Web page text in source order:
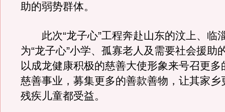
助的弱势群体。
此次“龙子心”工程奔赴山东的汶上、临
为“龙子心”小学、孤寡老人及需要社会援助
以成龙健康积极的慈善大使形象来号召更多
慈善事业，募集更多的善款善物，让其家乡
残疾儿童都受益。